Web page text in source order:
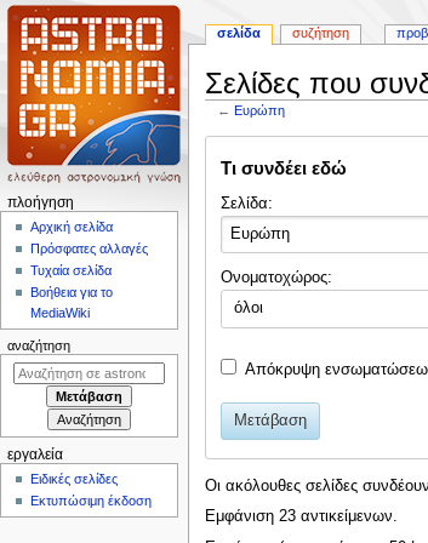
Σελίδες που
← Ευρώπη
στην
στην
Τι συνδέει εδώ
Σελίδα:
Ονοματοχώρος:
όλοι
Απόκρυψη
Μετάβαση
Οι ακόλουθες σελίδες
Εμφάνιση 23 αντικείμενων.
Μ
π
γ
η
η
σελίδα συζήτηση
πλοήγηση
Αρχική σελίδα
Πρόσφατες αλλαγές
Τυχαία σελίδα
Βοήθεια για το
MediaWiki
αναζήτηση
εργαλεία
Ειδικές σελίδες
Εκτυπώσιμη έκδοση